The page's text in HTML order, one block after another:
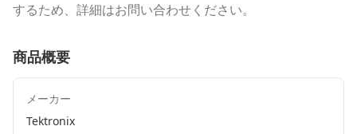
するため、詳細はお問い合わせください。
商品概要
メーカー
Tektronix